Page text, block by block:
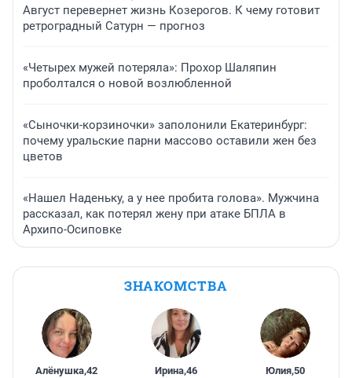
Август перевернет жизнь Козерогов. К чему готовит
ретроградный Сатурн — прогноз
«Четырех мужей потеряла»: Прохор Шаляпин
проболтался о новой возлюбленной
«Сыночки-корзиночки» заполонили Екатеринбург:
почему уральские парни массово оставили жен без
цветов
«Нашел Наденьку, а у нее пробита голова». Мужчина
рассказал, как потерял жену при атаке БПЛА в
Архипо-Осиповке
ЗНАКОМСТВА
Алёнушка,42 Ирина,46 Юлия,50